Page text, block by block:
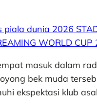
masuk dalam
bek muda
ekspektasi klub